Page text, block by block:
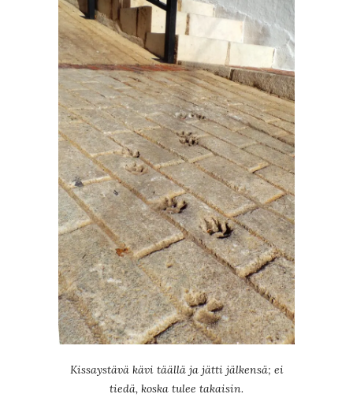
Kissaystävä kävi täällä ja jätti jälkensä; ei
tiedä, koska tulee takaisin.